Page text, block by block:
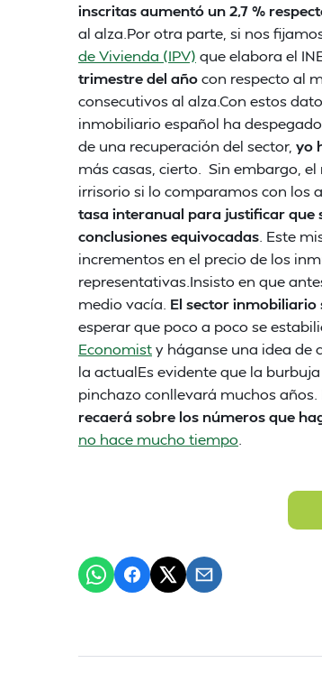
inscritas aumentó un 2,7 %
al alza.Por otra parte, si nos
de Vivienda (IPV) que elabora el
trimestre del añocon respecto al
consecutivos al alza.Con estos
inmobiliario español ha
de una recuperación del sector, yo
más casas, cierto. Sin embargo,
irrisorio si lo comparamos con los
tasa interanual para justificar que
conclusiones equivocadas . Este
incrementos en el precio de los
representativas.Insisto en que
medio vacía. El sector inmobiliario
esperar que poco a poco se
Economisty háganse una idea de
la actualEs evidente que la
pinchazo conllevará muchos años.
recaerá sobre los números que
no hace mucho tiempo